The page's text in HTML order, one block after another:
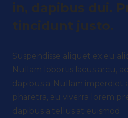
in, dapibus dui.
tincidunt justo.
Suspendisse aliquet ex eu
Nullam lobortis lacus arcu,
dapibus a. Nullam imperdiet
pharetra, eu viverra lorem
dapibus a tellus at euismod.